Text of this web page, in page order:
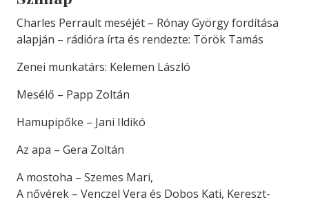
Charles Perrault meséjét – Rónay György fordítása
alapján – rádióra írta és rendezte: Török Tamás
Zenei munkatárs: Kelemen László
Mesélő – Papp Zoltán
Hamupipőke – Jani Ildikó
Az apa – Gera Zoltán
A mostoha – Szemes Mari,
A nővérek – Venczel Vera és Dobos Kati, Kereszt-